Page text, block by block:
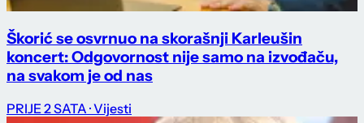
Škorić se osvrnuo na skorašnji Karleušin
koncert: Odgovornost nije samo na izvođaču,
na svakom je od nas
PRIJE 2 SATA · Vijesti